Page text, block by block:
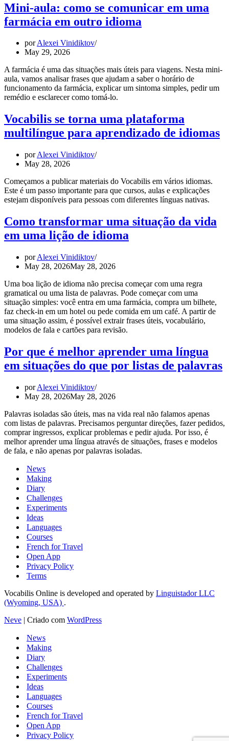
Mini-aula: como se comunicar em uma
farmácia em outro idioma
porAlexei Vinidiktov
May 29, 2026
A farmácia é uma das situações mais úteis para viagens. Nesta mini-
aula, vamos analisar frases que ajudam a saber o horário de
funcionamento da farmácia, explicar um sintoma simples, pedir um
remédio e esclarecer como tomá-lo.
Vocabilis se torna uma plataforma
multilíngue para aprendizado de idiomas
porAlexei Vinidiktov
May 28, 2026
Começamos a publicar materiais do Vocabilis em vários idiomas.
Este é um passo importante para que cursos, aulas e explicações
estejam disponíveis para pessoas com diferentes línguas nativas.
Como transformar uma situação da vida
em uma lição de idioma
porAlexei Vinidiktov
May 28, 2026May 28, 2026
Uma boa lição de idioma não precisa começar com uma regra
gramatical ou uma lista de palavras. Pode começar com uma
situação simples: você entra em uma farmácia, compra um bilhete,
faz check-in em um hotel ou pede comida em um café. A partir de
uma situação assim, é possível extrair frases úteis, vocabulário,
modelos de fala e cartões para revisão.
Por que é melhor aprender uma língua
em situações do que por listas de palavras
porAlexei Vinidiktov
May 28, 2026May 28, 2026
Palavras isoladas são úteis, mas na vida real não falamos apenas
com listas de palavras. Precisamos perguntar direções, fazer pedidos,
comprar ingressos, explicar problemas e pedir ajuda. Por isso, é
melhor aprender uma língua através de situações, frases e modelos
de fala, e não apenas por palavras isoladas.
News
Making
Diary
Challenges
Experiments
Ideas
Languages
Courses
French for Travel
Open App
Privacy Policy
Terms
Vocabilis Online is developed and operated by Linguistador LLC
(Wyoming, USA) .
Neve | Criado com WordPress
News
Making
Diary
Challenges
Experiments
Ideas
Languages
Courses
French for Travel
Open App
Privacy Policy